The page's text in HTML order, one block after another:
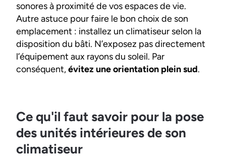
sonores à proximité de vos espaces de vie.
Autre astuce pour faire le bon choix de son
emplacement : installez un climatiseur selon la
disposition du bâti. N’exposez pas directement
l’équipement aux rayons du soleil. Par
conséquent,évitez une orientation plein sud.
Ce qu'il faut savoir pour la pose
des unités intérieures de son
climatiseur